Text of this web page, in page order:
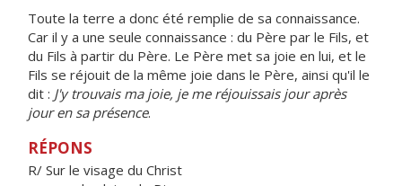
Toute la terre a donc été remplie de sa connaissance.
Car il y a une seule connaissance : du Père par le Fils, et
du Fils à partir du Père. Le Père met sa joie en lui, et le
Fils se réjouit de la même joie dans le Père, ainsi qu'il le
dit : J'y trouvais ma joie, je me réjouissais jour après
jour en sa présence.
RÉPONS
R/ Sur le visage du Christ